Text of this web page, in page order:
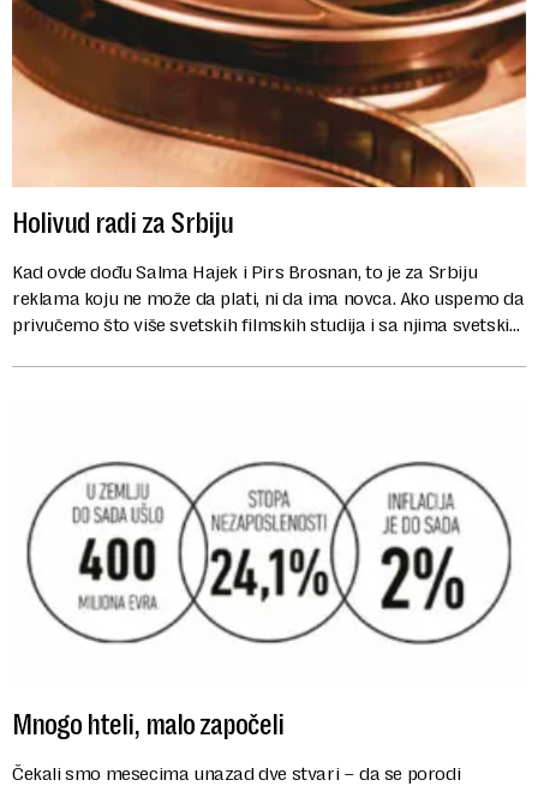
Holivud radi za Srbiju
Kad ovde dođu Salma Hajek i Pirs Brosnan, to je za Srbiju
reklama koju ne može da plati, ni da ima novca. Ako uspemo da
privučemo što više svetskih filmskih studija i sa njima svetskih
Mnogo hteli, malo započeli
Čekali smo mesecima unazad dve stvari – da se porodi